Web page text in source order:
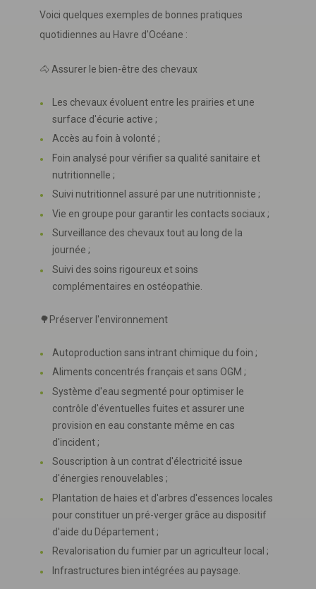
Voici quelques exemples de bonnes pratiques
quotidiennes au Havre d'Océane :
🐴 Assurer le bien-être des chevaux
Les chevaux évoluent entre les prairies et une
surface d'écurie active ;
Accès au foin à volonté ;
Foin analysé pour vérifier sa qualité sanitaire et
nutritionnelle ;
Suivi nutritionnel assuré par une nutritionniste ;
Vie en groupe pour garantir les contacts sociaux ;
Surveillance des chevaux tout au long de la
journée ;
Suivi des soins rigoureux et soins
complémentaires en ostéopathie.
🌳Préserver l'environnement
Autoproduction sans intrant chimique du foin ;
Aliments concentrés français et sans OGM ;
Système d'eau segmenté pour optimiser le
contrôle d'éventuelles fuites et assurer une
provision en eau constante même en cas
d'incident ;
Souscription à un contrat d'électricité issue
d'énergies renouvelables ;
Plantation de haies et d'arbres d'essences locales
pour constituer un pré-verger grâce au dispositif
d'aide du Département ;
Revalorisation du fumier par un agriculteur local ;
Infrastructures bien intégrées au paysage.